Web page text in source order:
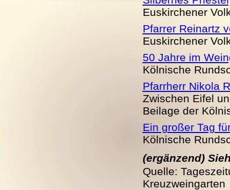
Euskirchener
Pfarrer Reinartz
Euskirchener
50 Jahre im
Kölnische
Pfarrherr Nikola
Zwischen Eifel
Beilage der
Ein großer Tag
Kölnische
(ergänzend)
Quelle:
Kreuzweingarten